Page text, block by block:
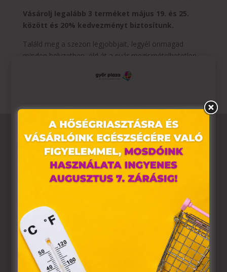
Vásárolj legalább 3 terméket május 19. és 25.
között és 20% kedvezményt biztosítunk.
Találd meg a szezon legjobbjait, legyél önmagad
minden helyzetben, éld át a nyár megismételhetetlen
Weboldalunkon „cookie"-kat (továbbiakban „süti")
alkalmazunk. Ezek olyan fájlok, melyek információt
tárolnak webes böngészőjében. Ehhez az Ön
hozzájárulása szükséges.
A „sütiket" az elektronikus hírközlésről szóló 2003. évi C.
törvény, az elektronikus kereskedelmi szolgáltatások, az
információs társadalommal összefüggő szolgáltatások
egyes kérdéseiről szóló 2001. évi CVIII. törvény, valamint
az Európai Unió előírásainak megfelelően használjuk.
Azon weblapoknak, melyek az Európai Unió országain
belül működnek, a „sütik" használatához, és ezeknek a
felhasználó számítógépén vagy egyéb eszközén történő
tárolásához a felhasználók hozzájárulását kell kérniük.